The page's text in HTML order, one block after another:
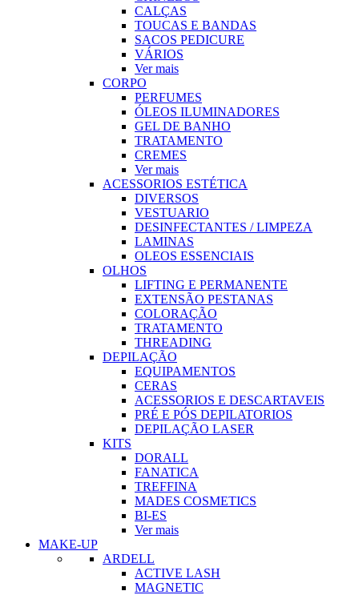
CALÇAS
TOUCAS E BANDAS
SACOS PEDICURE
VÁRIOS
Ver mais
CORPO
PERFUMES
ÓLEOS ILUMINADORES
GEL DE BANHO
TRATAMENTO
CREMES
Ver mais
ACESSORIOS ESTÉTICA
DIVERSOS
VESTUARIO
DESINFECTANTES / LIMPEZA
LAMINAS
OLEOS ESSENCIAIS
OLHOS
LIFTING E PERMANENTE
EXTENSÃO PESTANAS
COLORAÇÃO
TRATAMENTO
THREADING
DEPILAÇÃO
EQUIPAMENTOS
CERAS
ACESSORIOS E DESCARTAVEIS
PRÉ E PÓS DEPILATORIOS
DEPILAÇÃO LASER
KITS
DORALL
FANATICA
TREFFINA
MADES COSMETICS
BI-ES
Ver mais
MAKE-UP
ARDELL
ACTIVE LASH
MAGNETIC